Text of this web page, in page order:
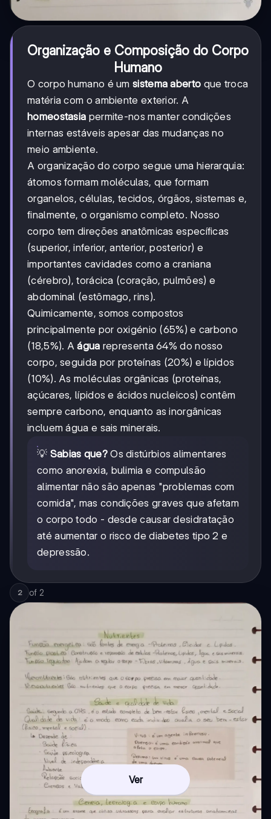
Organização e Composição do Corpo
Humano
O corpo humano é um sistema aberto que troca
matéria com o ambiente exterior. A
homeostasia permite-nos manter condições
internas estáveis apesar das mudanças no
meio ambiente.
A organização do corpo segue uma hierarquia:
átomos formam moléculas, que formam
organelos, células, tecidos, órgãos, sistemas e,
finalmente, o organismo completo. Nosso
corpo tem direções anatômicas específicas
(superior, inferior, anterior, posterior) e
importantes cavidades como a craniana
(cérebro), torácica (coração, pulmões) e
abdominal (estômago, rins).
Quimicamente, somos compostos
principalmente por oxigénio (65%) e carbono
(18,5%). Aágua representa 64% do nosso
corpo, seguida por proteínas (20%) e lípidos
(10%). As moléculas orgânicas (proteínas,
açúcares, lípidos e ácidos nucleicos) contêm
sempre carbono, enquanto as inorgânicas
incluem água e sais minerais.
💡 Sabias que?Os distúrbios alimentares
como anorexia, bulimia e compulsão
alimentar não são apenas "problemas com
comida", mas condições graves que afetam
o corpo todo - desde causar desidratação
até aumentar o risco de diabetes tipo 2 e
depressão.
2 of 2
Ver